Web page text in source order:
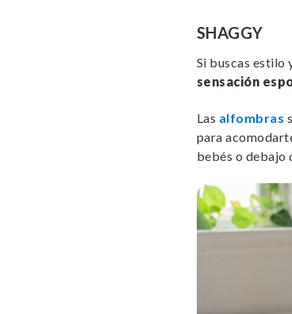
SHAGGY
Si buscas estilo
sensación
Las alfombras
para
bebés o debajo